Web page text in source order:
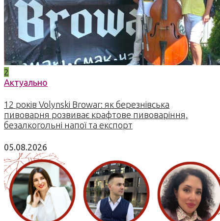
2
Актуально
12 років Volynski Browar: як березнівська
пивоварня розвиває крафтове пивоваріння,
безалкогольні напої та експорт
05.08.2026